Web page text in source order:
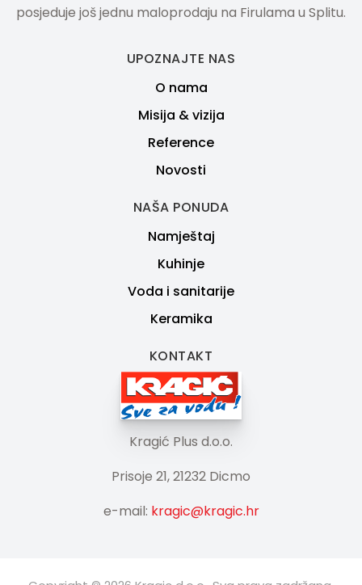
posjeduje još jednu maloprodaju na Firulama u Splitu.
UPOZNAJTE NAS
O nama
Misija & vizija
Reference
Novosti
NAŠA PONUDA
Namještaj
Kuhinje
Voda i sanitarije
Keramika
KONTAKT
Kragić Plus d.o.o.
Prisoje 21, 21232 Dicmo
e-mail: kragic@kragic.hr